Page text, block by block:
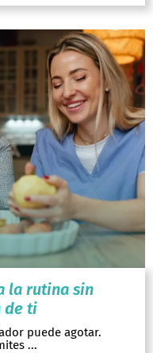
la rutina sin
de ti
puede agotar.
...